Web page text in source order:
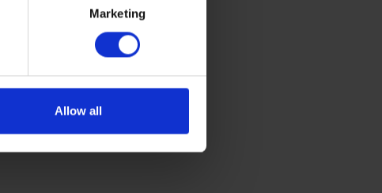
Marketing
Allow all